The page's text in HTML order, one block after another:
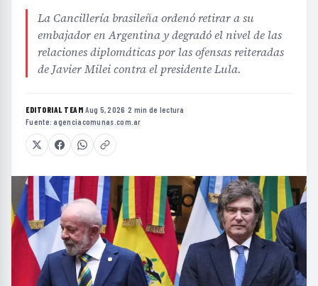
La Cancillería brasileña ordenó retirar a su
embajador en Argentina y degradó el nivel de las
relaciones diplomáticas por las ofensas reiteradas
de Javier Milei contra el presidente Lula.
EDITORIAL TEAM·Aug 5, 2026 ·2 min de lectura ·
Fuente:agenciacomunas.com.ar